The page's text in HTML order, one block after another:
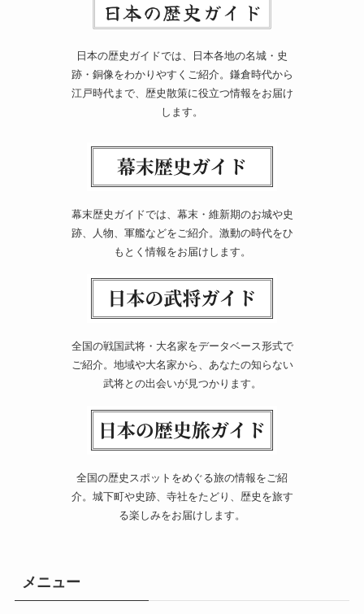
日本の歴史ガイドでは、日本各地の名城・史
跡・銅像をわかりやすくご紹介。鎌倉時代から
江戸時代まで、歴史散策に役立つ情報をお届け
します。
幕末歴史ガイドでは、幕末・維新期のお城や史
跡、人物、軍艦などをご紹介。激動の時代をひ
もとく情報をお届けします。
全国の戦国武将・大名家をデータベース形式で
ご紹介。地域や大名家から、あなたの知らない
武将との出会いが見つかります。
全国の歴史スポットをめぐる旅の情報をご紹
介。城下町や史跡、寺社をたどり、歴史を旅す
る楽しみをお届けします。
メニュー